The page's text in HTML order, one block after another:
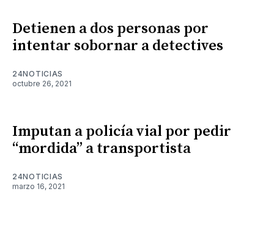
Detienen a dos personas por
intentar sobornar a detectives
24NOTICIAS
octubre 26, 2021
Imputan a policía vial por pedir
“mordida” a transportista
24NOTICIAS
marzo 16, 2021